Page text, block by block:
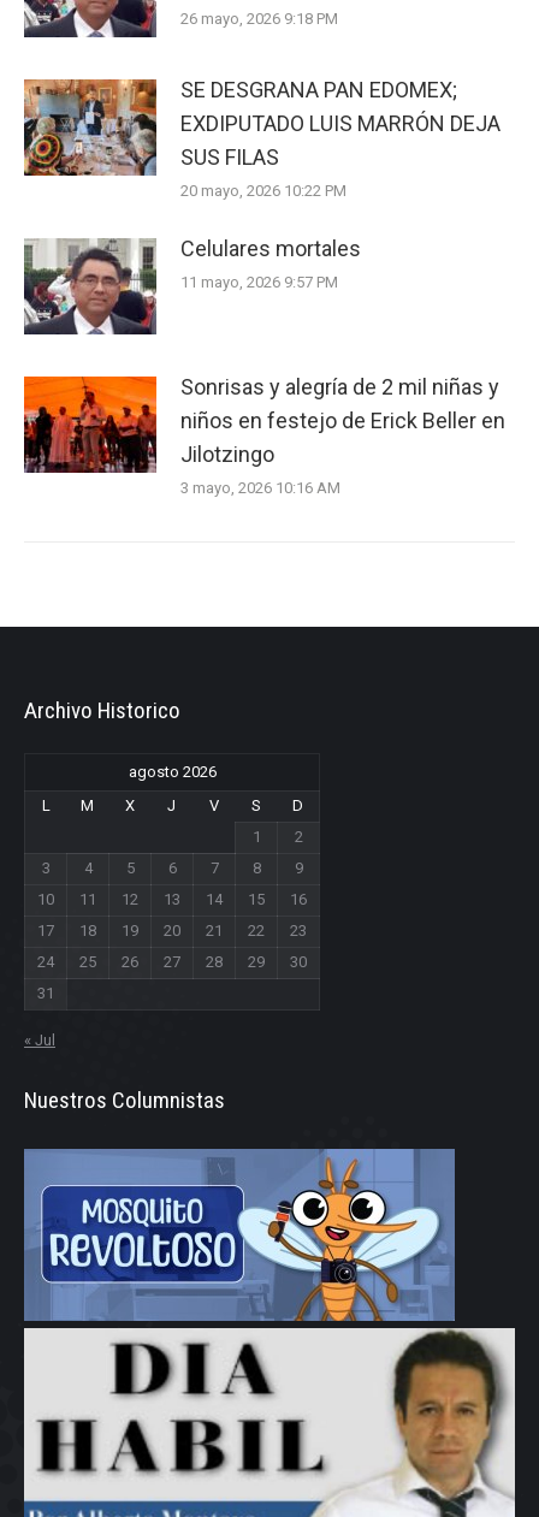
26 mayo, 2026 9:18 PM
SE DESGRANA PAN EDOMEX;
EXDIPUTADO LUIS MARRÓN DEJA
SUS FILAS
20 mayo, 2026 10:22 PM
Celulares mortales
11 mayo, 2026 9:57 PM
Sonrisas y alegría de 2 mil niñas y
niños en festejo de Erick Beller en
Jilotzingo
3 mayo, 2026 10:16 AM
Archivo Historico
agosto 2026
L
M X J V S
D
1
2
3
4 5 6 7 8
9
10
11 12 13 14 15
16
17
18 19 20 21 22
23
24
25 26 27 28 29
30
31
« Jul
Nuestros Columnistas